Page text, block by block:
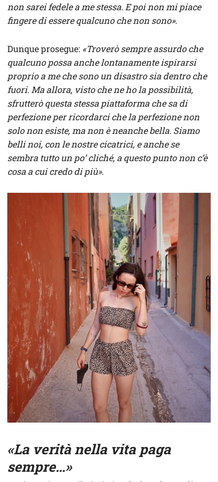
non sarei fedele a me stessa. E poi non mi piace
fingere di essere qualcuno che non sono».
Dunque prosegue: «Troverò sempre assurdo che
qualcuno possa anche lontanamente ispirarsi
proprio a me che sono un disastro sia dentro che
fuori. Ma allora, visto che ne ho la possibilità,
sfrutterò questa stessa piattaforma che sa di
perfezione per ricordarci che la perfezione non
solo non esiste, ma non è neanche bella. Siamo
belli noi, con le nostre cicatrici, e anche se
sembra tutto un po’ cliché, a questo punto non c’è
cosa a cui credo di più».
«La verità nella vita paga
sempre…»